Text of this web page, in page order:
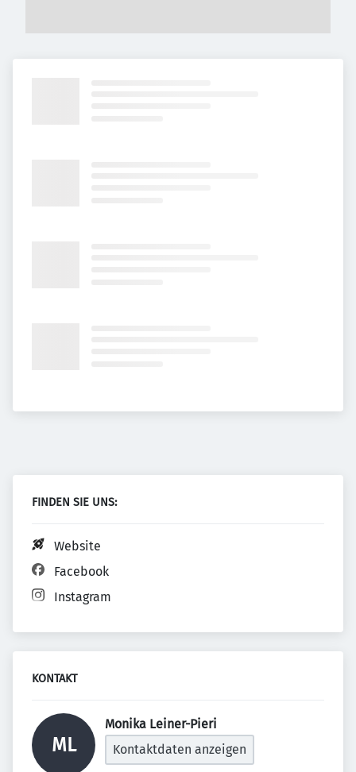
FINDEN SIE UNS:
Website
Facebook
Instagram
KONTAKT
ML
Monika Leiner-Pieri
Kontaktdaten anzeigen